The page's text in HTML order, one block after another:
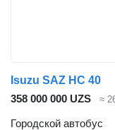
Isuzu SAZ HC 40
358 000 000 UZS
≈
Городской автобус